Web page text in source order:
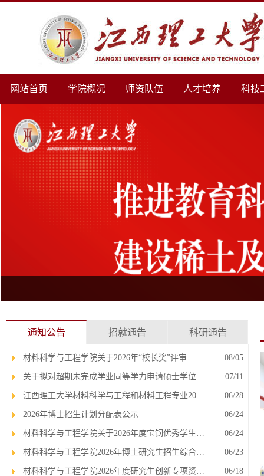
网站首页 学院概况 师资队伍 人才培养 科技
通知公告 招就通告 科研通告
材料科学与工程学院关于2026年“校长奖”评审… 08/05
关于拟对超期未完成学业同等学力申请硕士学位… 07/11
江西理工大学材料科学与工程和材料工程专业20… 06/28
2026年博士招生计划分配表公示 06/24
材料科学与工程学院关于2026年度宝钢优秀学生… 06/24
材料科学与工程学院2026年博士研究生招生综合… 06/23
材料科学与工程学院2026年度研究生创新专项资… 06/18